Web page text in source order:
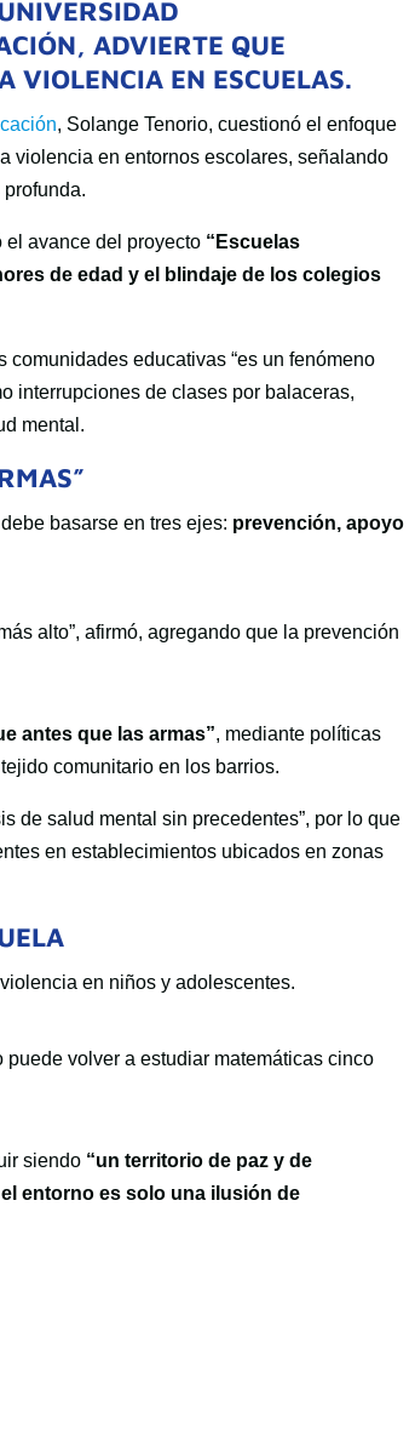
ADVIERTE QUE
VIOLENCIA EN ESCUELAS.
, Solange Tenorio, cuestionó el enfoque
violencia en entornos escolares, señalando
el avance del proyecto “Escuelas
de edad y el blindaje de los colegios
educativas “es un fenómeno
interrupciones de clases por balaceras,
mental.
basarse en tres ejes: prevención, apoyo
alto”, afirmó, agregando que la prevención
antes que las armas”, mediante políticas
comunitario en los barrios.
de salud mental sin precedentes”, por lo que
en establecimientos ubicados en zonas
en niños y adolescentes.
volver a estudiar matemáticas cinco
siendo “un territorio de paz y de
entorno es solo una ilusión de